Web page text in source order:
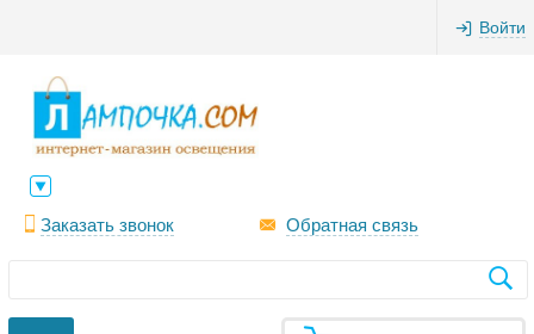
Войти
Заказать звонок Обратная связь